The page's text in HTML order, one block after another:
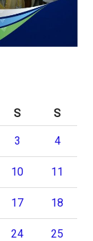
S S
3 4
10 11
17 18
24 25